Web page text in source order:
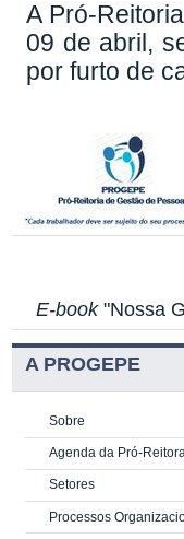
A Pró-
09 de abril,
por furto de
E-book"Nossa
A PROGEPE
Sobre
Agenda da Pró-
Setores
Processos